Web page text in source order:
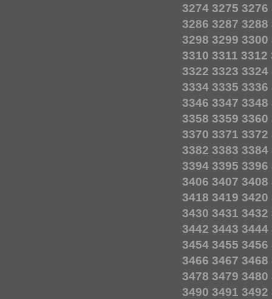
3274 3275 3276
3286 3287 3288
3298 3299 3300
3310 3311 3312
3322 3323 3324
3334 3335 3336
3346 3347 3348
3358 3359 3360
3370 3371 3372
3382 3383 3384
3394 3395 3396
3406 3407 3408
3418 3419 3420
3430 3431 3432
3442 3443 3444
3454 3455 3456
3466 3467 3468
3478 3479 3480
3490 3491 3492